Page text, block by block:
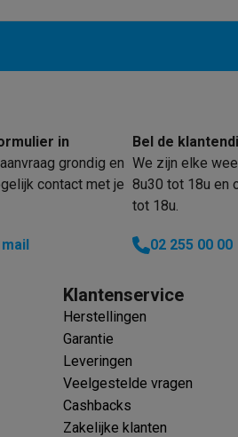
laptopsCopilot+ pcChromebooks
Microfoons
Tablethoezen E-readers Accessoires
SD-kaartenCD's & DVD's
MuismattenOverige accessoires
controllersPlaystation headsets
Switch controllersNintendo Switch
in
grondig en
contact met je
Bel de
We zijn elke
8u30 tot 18u en
tot 18u.
02 255 00 00
Klantenservice
Herstellingen
Garantie
Leveringen
Veelgestelde vragen
Cashbacks
Zakelijke klanten